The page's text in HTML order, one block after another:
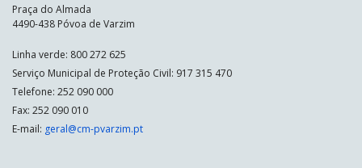
Praça do Almada
4490-438 Póvoa de Varzim
Linha verde: 800 272 625
Serviço Municipal de Proteção Civil: 917 315 470
Telefone: 252 090 000
Fax: 252 090 010
E-mail: geral@cm-pvarzim.pt